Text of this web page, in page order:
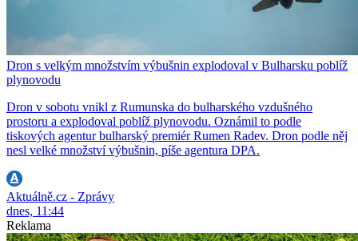
Dron s velkým množstvím výbušnin explodoval v Bulharsku poblíž
plynovodu
Dron v sobotu vnikl z Rumunska do bulharského vzdušného
prostoru a explodoval poblíž plynovodu. Oznámil to podle
tiskových agentur bulharský premiér Rumen Radev. Dron podle něj
nesl velké množství výbušnin, píše agentura DPA.
Aktuálně.cz - Zprávy
dnes, 11:44
Reklama